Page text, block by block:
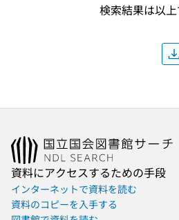
検索結果は以上
資料にアクセスするための手段
インターネットで資料を読む
資料のコピーを入手する